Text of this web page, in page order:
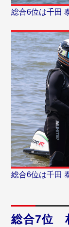
総合6位は千田
総合6位は千田
総合7位